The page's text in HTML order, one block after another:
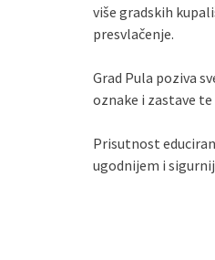
više gradskih
presvlačenje.
Grad Pula poziva
oznake i zastave
Prisutnost
ugodnijem i